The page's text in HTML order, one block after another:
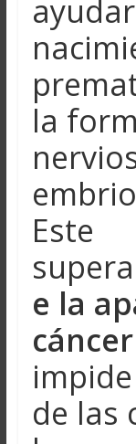
la
Este
e la
de las